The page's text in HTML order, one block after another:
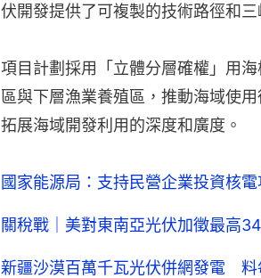
伏開發提供了可複製的技術路徑和三
項目計劃採用「立體分層確權」用
區與下層漁業養殖區，推動海域使
拓展海域開發利用的深度和廣度。
國家能源局：支持民營企業投資核
關稅戰｜美對東南亞光伏加徵最高
新疆沙漠百萬千瓦光伏併網發電 料